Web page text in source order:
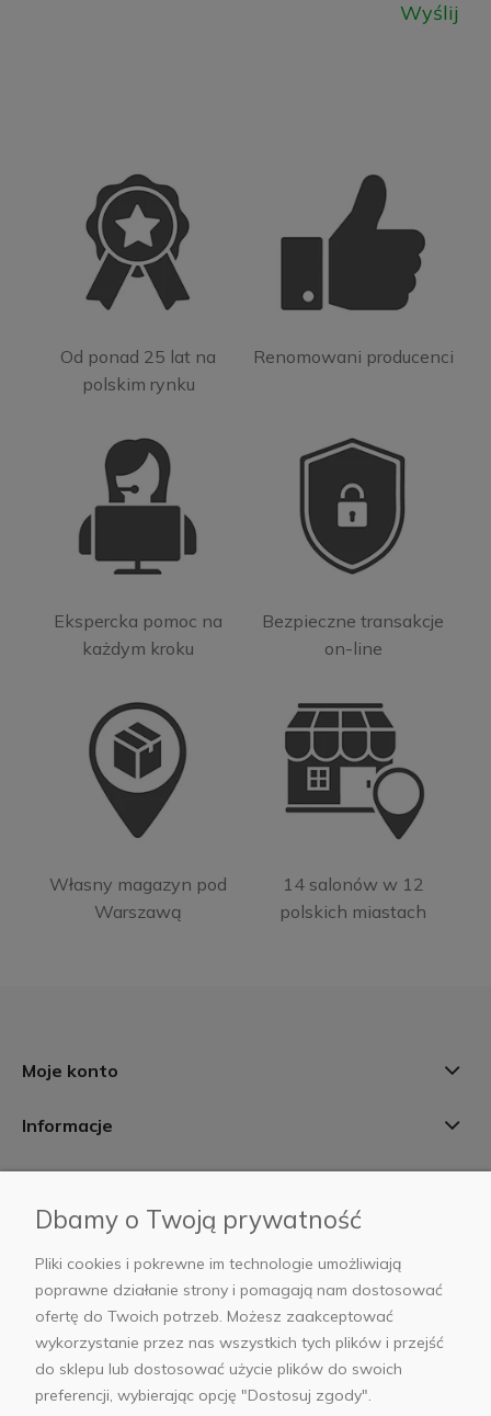
Wyślij
Od ponad 25 lat na
polskim rynku
Renomowani producenci
Ekspercka pomoc na
każdym kroku
Bezpieczne transakcje
on-line
Własny magazyn pod
Warszawą
14 salonów w 12
polskich miastach
Moje konto
Informacje
AB Foto
sklep@abfoto.pl
+48 797 971 275
Dbamy o Twoją prywatność
Pliki cookies i pokrewne im technologie umożliwiają
poprawne działanie strony i pomagają nam dostosować
ofertę do Twoich potrzeb. Możesz zaakceptować
wykorzystanie przez nas wszystkich tych plików i przejść
do sklepu lub dostosować użycie plików do swoich
preferencji, wybierając opcję "Dostosuj zgody".